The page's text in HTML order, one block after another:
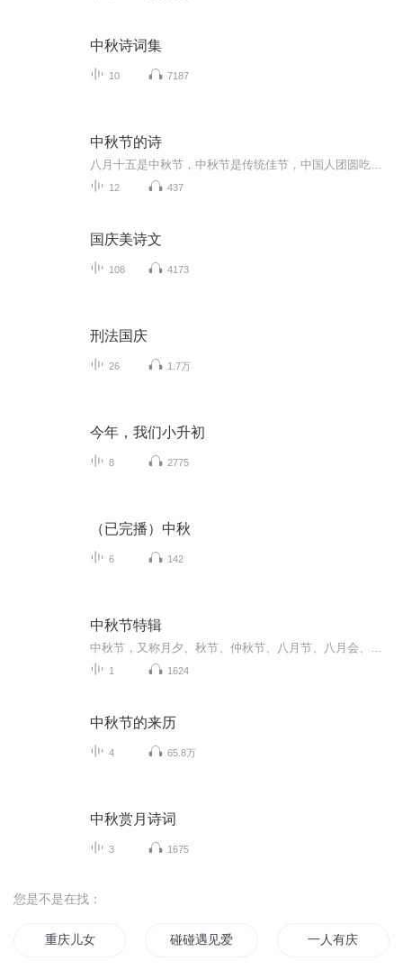
中秋诗词集
10 7187
中秋节的诗
12 437
国庆美诗文
108 4173
刑法国庆
26 1.7万
今年，我们小升初
8 2775
（已完播）中秋
6 142
中秋节特辑
1 1624
中秋节的来历
4 65.8万
中秋赏月诗词
3 1675
您是不是在找：
重庆儿女 碰碰遇见爱 一人有庆